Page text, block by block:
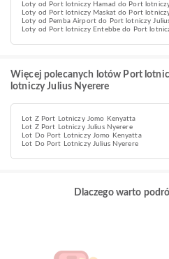
Loty od Port lotniczy Hamad do Port
Loty od Port lotniczy Maskat do Port
Loty od Pemba Airport do Port lotniczy
Loty od Port lotniczy Entebbe do Port
Więcej polecanych lotów Port
lotniczy Julius Nyerere
Lot Z Port Lotniczy Jomo Kenyatta
Lot Z Port Lotniczy Julius Nyerere
Lot Do Port Lotniczy Jomo Kenyatta
Lot Do Port Lotniczy Julius Nyerere
Dlaczego warto